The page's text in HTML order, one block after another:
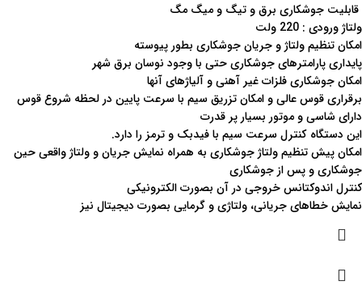
قابلیت جوشکاری برق و تیگ و میگ مگ
ولتاژ ورودی : 220 ولت
امکان تنظیم ولتاژ و جریان جوشکاری بطور پیوسته
پایداری پارامترهای جوشکاری حتی با وجود نوسان برق شهر
امکان جوشکاری فلزات غیر آهنی و آلیاژهای آنها
برقراری قوس عالی و امکان تزریق سیم با سرعت پایین در لحظه شروع قوس
دارای شاسی و موتور بسيار پر قدرت
این دستگاه كنترل سرعت سيم با فيدبک و ترمز را دارد.
امکان پیش تنظیم ولتاژ جوشکاری به همراه نمایش جریان و ولتاژ واقعی حین
جوشکاری و پس از جوشکاری
کنترل اندوکتانس خروجی در آن بصورت الکترونیکی
نمایش خطاهای جریانی، ولتاژی و گرمایی بصورت دیجیتال نیز